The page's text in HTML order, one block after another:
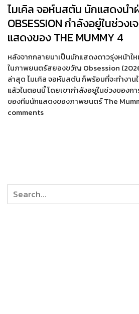
ไมเคิล จอห์นสตัน นักแสดงนำ
OBSESSION กำลังอยู่ในช่วง
แสดงของ THE MUMMY 4
หลังจากกลายมาเป็นนักแสดงดาวรุ่งหน้าใ
ในภาพยนตร์สยองขวัญ Obsession
ล่าสุด ไมเคิล จอห์นสตัน ก็พร้อมที่จะทำงา
แล้วในตอนนี้ โดยเขากำลังอยู่ในช่วงของก
ของทีมนักแสดงของภาพยนตร์ The
comments